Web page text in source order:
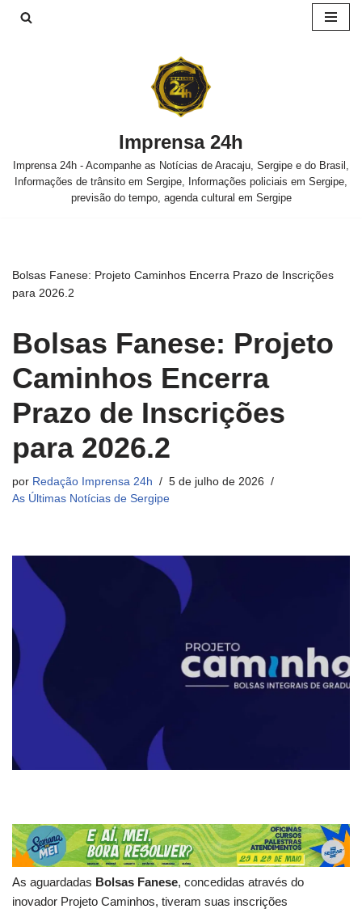
Imprensa 24h
Imprensa 24h - Acompanhe as Notícias de Aracaju, Sergipe e do Brasil,
Informações de trânsito em Sergipe, Informações policiais em Sergipe,
previsão do tempo, agenda cultural em Sergipe
Bolsas Fanese: Projeto Caminhos Encerra Prazo de Inscrições
para 2026.2
Bolsas Fanese: Projeto
Caminhos Encerra
Prazo de Inscrições
para 2026.2
por Redação Imprensa 24h
5 de julho de 2026
As Últimas Notícias de Sergipe
As aguardadas Bolsas Fanese, concedidas através do
inovador Projeto Caminhos, tiveram suas inscrições